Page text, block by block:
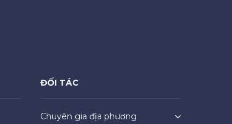
ĐỐI TÁC
Chuyên gia địa phương